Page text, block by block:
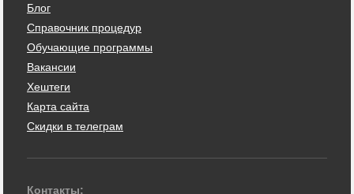
Блог
Справочник процедур
Обучающие программы
Вакансии
Хештеги
Карта сайта
Скидки в телеграм
Контакты: